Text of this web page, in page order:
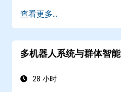
查看更多...
多机器人系统与群体智能
28 小时